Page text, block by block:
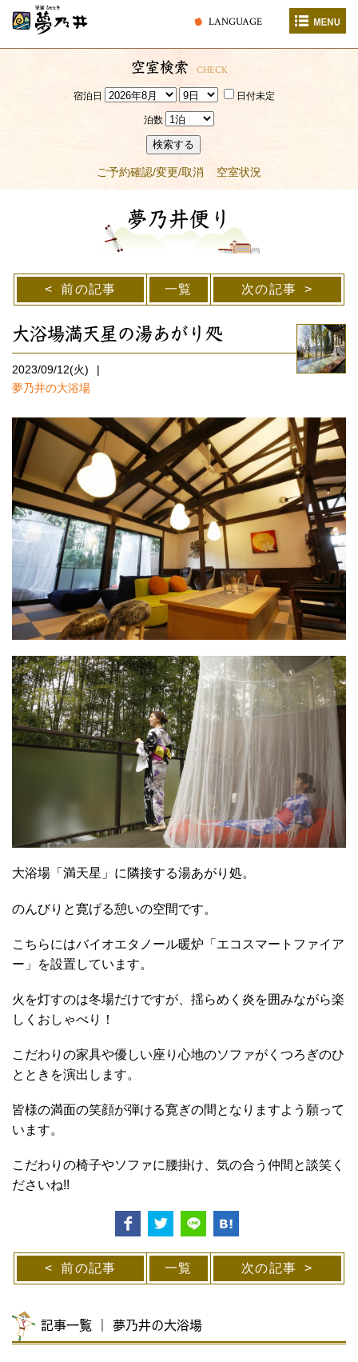
LANGUAGE
空室検索 CHECK
宿泊日 日付未定
泊数
検索する
ご予約確認/変更/取消 空室状況
夢乃井便り
前の記事 一覧 次の記事
大浴場満天星の湯あがり処
2023/09/12(火)
夢乃井の大浴場
大浴場「満天星」に隣接する湯あがり処。
のんびりと寛げる憩いの空間です。
こちらにはバイオエタノール暖炉「エコスマートファイア
ー」を設置しています。
火を灯すのは冬場だけですが、揺らめく炎を囲みながら楽
しくおしゃべり！
こだわりの家具や優しい座り心地のソファがくつろぎのひ
とときを演出します。
皆様の満面の笑顔が弾ける寛ぎの間となりますよう願って
います。
こだわりの椅子やソファに腰掛け、気の合う仲間と談笑く
ださいね!!
前の記事 一覧 次の記事
記事一覧 ｜ 夢乃井の大浴場